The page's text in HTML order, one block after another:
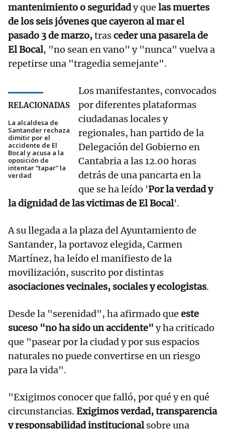
mantenimiento o seguridady que las muertes
de los seis jóvenes que cayeron al mar el
pasado 3 de marzo,trasceder una pasarela de
El Bocal, "no sean en vano" y "nunca" vuelva a
repetirse una "tragedia semejante".
RELACIONADAS
La alcaldesa de
Santander rechaza
dimitir por el
accidente de El
Bocal y acusa a la
oposición de
intentar “tapar” la
verdad
Los manifestantes, convocados
por diferentes plataformas
ciudadanas locales y
regionales, han partido de la
Delegación del Gobierno en
Cantabria a las 12.00 horas
detrás de una pancarta en la
que se ha leído 'Por la verdad y
la dignidad de las victimas de El Bocal'.
A su llegada a la plaza del Ayuntamiento de
Santander, la portavoz elegida, Carmen
Martínez, ha leído el manifiesto de la
movilización, suscrito por distintas
asociaciones vecinales, sociales y ecologistas.
Desde la "serenidad", ha afirmado que este
suceso "no ha sido un accidente" y ha criticado
que "pasear por la ciudad y por sus espacios
naturales no puede convertirse en un riesgo
para la vida".
"Exigimos conocer que falló, por qué y en qué
circunstancias. Exigimos verdad, transparencia
y responsabilidad institucionalsobre una